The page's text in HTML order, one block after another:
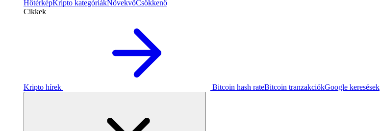
HőtérképKripto kategóriákNövekvőCsökkenő
Cikkek
Kripto hírek Bitcoin hash rateBitcoin tranzakciókGoogle keresések